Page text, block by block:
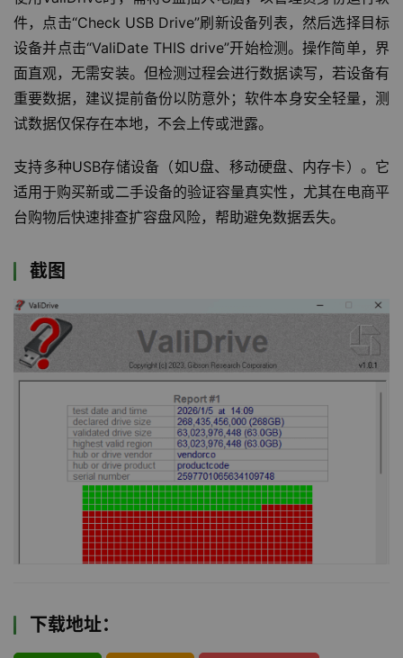
件，点击“Check USB Drive”刷新设备列表，然后选择目标
设备并点击“ValiDate THIS drive”开始检测。操作简单，界
面直观，无需安装。但检测过程会进行数据读写，若设备有
重要数据，建议提前备份以防意外；软件本身安全轻量，测
试数据仅保存在本地，不会上传或泄露。
支持多种USB存储设备（如U盘、移动硬盘、内存卡）。它
适用于购买新或二手设备的验证容量真实性，尤其在电商平
台购物后快速排查扩容盘风险，帮助避免数据丢失。
截图
下载地址：